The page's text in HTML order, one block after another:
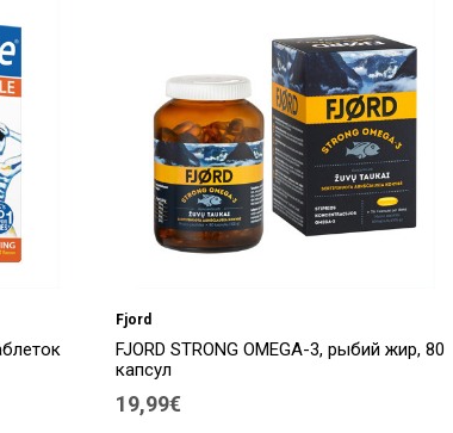
Fjord
FJORD STRONG OMEGA-3, рыбий жир, 80
капсул
19,99€